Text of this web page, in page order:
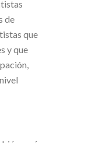
de
que
y que